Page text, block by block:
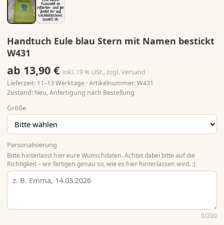
Handtuch Eule blau Stern mit Namen bestickt
W431
ab 13,90 € inkl. 19 % USt., zzgl. Versand
Lieferzeit: 11–13 Werktage · Artikelnummer: W431
Zustand: Neu, Anfertigung nach Bestellung
Größe
Personalisierung
Bitte hinterlasst hier eure Wunschdaten. Achtet dabei bitte auf die
Richtigkeit – wir fertigen genau so, wie es hier hinterlassen wird. :)
0/200